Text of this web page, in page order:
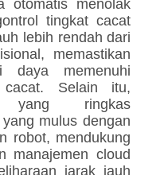
otomatis menolak
tingkat cacat
lebih rendah dari
memastikan
daya memenuhi
Selain itu,
yang ringkas
mulus dengan
robot, mendukung
manajemen cloud
jarak jauh